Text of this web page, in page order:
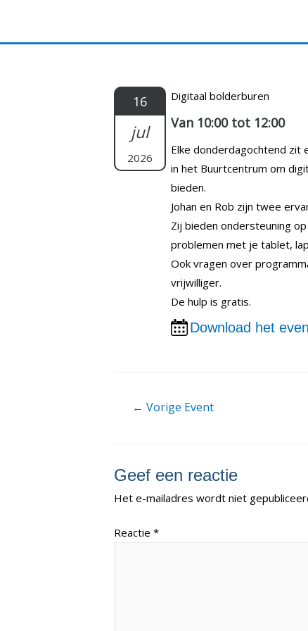
inhoud
16
jul
2026
Digitaal bolderburen
Van 10:00 tot 12:00
Elke donderdagochtend zit
in het Buurtcentrum om
bieden.
Johan en Rob zijn twee
Zij bieden ondersteuning
problemen met je tablet,
Ook vragen over
vrijwilliger.
De hulp is gratis.
Download het
Berichtnavigatie
← Vorige Event
Geef een reactie
Het e-mailadres wordt niet
Reactie *